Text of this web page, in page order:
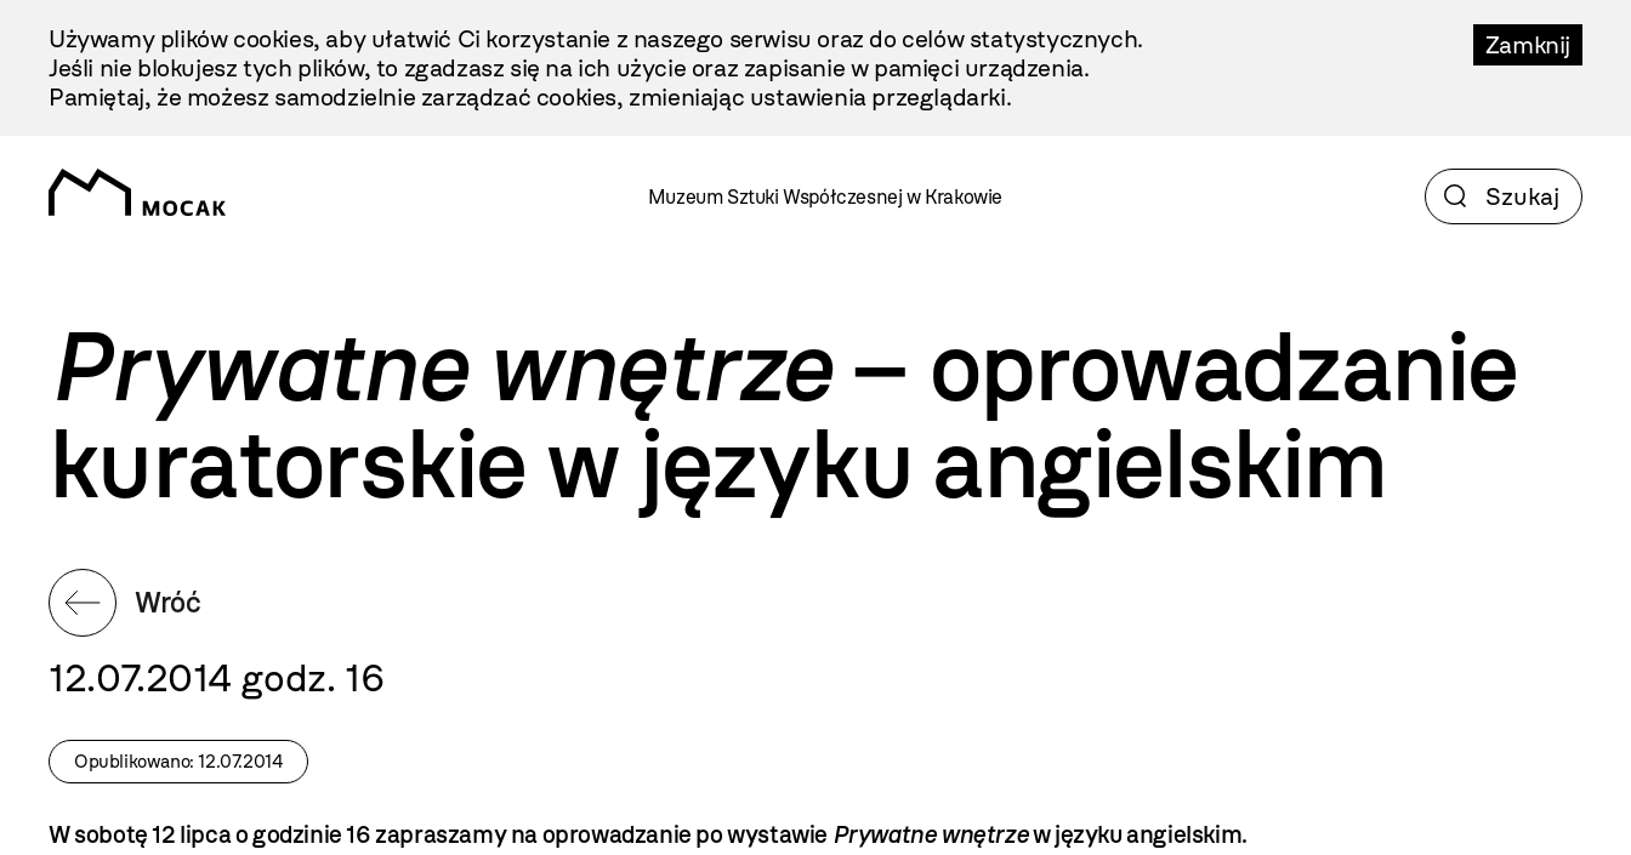
Treści
Zamknij
Używamy plików cookies, aby ułatwić Ci korzystanie z naszego serwisu oraz do celów statystycznych.
Jeśli nie blokujesz tych plików, to zgadzasz się na ich użycie oraz zapisanie w pamięci urządzenia.
Pamiętaj, że możesz samodzielnie zarządzać cookies, zmieniając ustawienia przeglądarki.
Muzeum Sztuki Współczesnej w Krakowie
Prywatne wnętrze– oprowadzanie
kuratorskie w języku angielskim
Wróć
12.07.2014 godz. 16
Opublikowano: 12.07.2014
W sobotę 12 lipca o godzinie 16 zapraszamy na oprowadzanie po wystawie Prywatne wnętrzew języku angielskim.